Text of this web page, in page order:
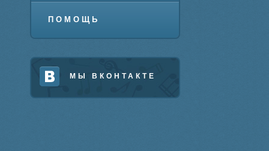
ПОМОЩЬ
МЫ ВКОНТАКТЕ